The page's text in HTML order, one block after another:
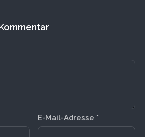
E-Mail-Adresse *